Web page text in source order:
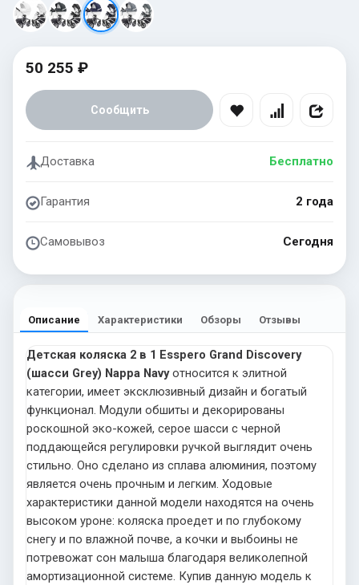
50 255 ₽
Сообщить
Доставка Бесплатно
Гарантия 2 года
Самовывоз Сегодня
Описание Характеристики Обзоры Отзывы
Детская коляска 2 в 1 Esspero Grand Discovery
(шасси Grey) Nappa Navyотносится к элитной
категории, имеет эксклюзивный дизайн и богатый
функционал. Модули обшиты и декорированы
роскошной эко-кожей, серое шасси с черной
поддающейся регулировки ручкой выглядит очень
стильно. Оно сделано из сплава алюминия, поэтому
является очень прочным и легким. Ходовые
характеристики данной модели находятся на очень
высоком уроне: коляска проедет и по глубокому
снегу и по влажной почве, а кочки и выбоины не
потревожат сон малыша благодаря великолепной
амортизационной системе. Купив данную модель к